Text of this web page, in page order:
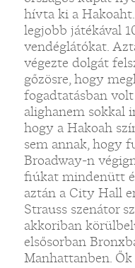
hívta ki a
legjobb játékával
vendéglátókat.
végezte dolgát
gőzösre, hogy
fogadtatásban
alighanem sokkal
hogy a Hakoah
sem annak, hogy
Broadway-n
fiúkat mindenütt
aztán a City Hall
Strauss szenátor
akkoriban
elsősorban
Manhattanben.